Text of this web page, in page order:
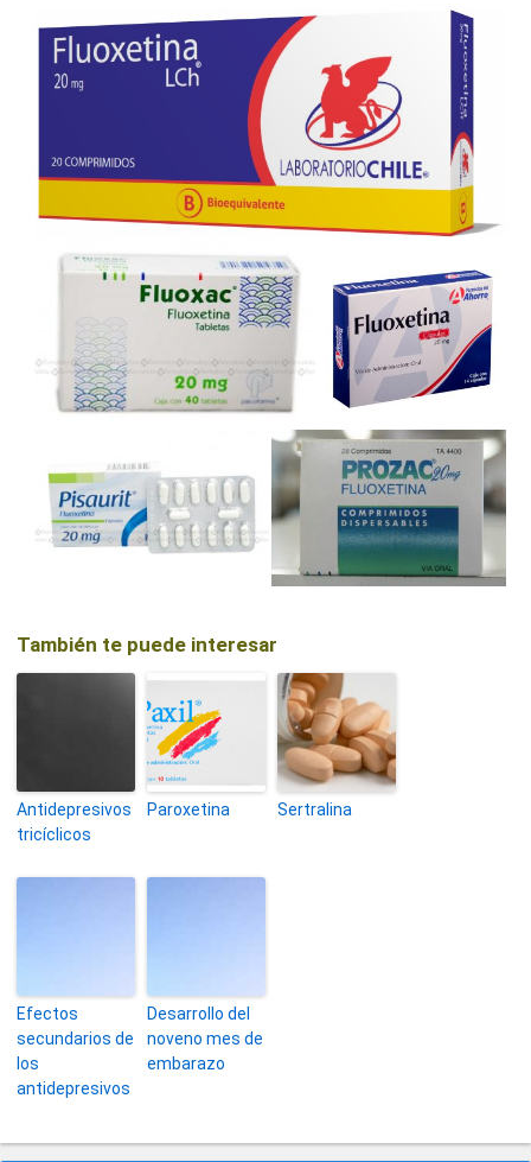
También te puede interesar
Antidepresivos
tricíclicos
Paroxetina Sertralina
Efectos
secundarios de
los
antidepresivos
Desarrollo del
noveno mes de
embarazo